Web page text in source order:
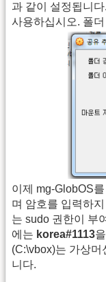
과 같이 설정됩니
사용하십시오. 폴
이제 mg-GlobOS
며 암호를 입력하
는 sudo 권한이 부
에는 korea#1113
(C:\vbox)는 가상머
니다.